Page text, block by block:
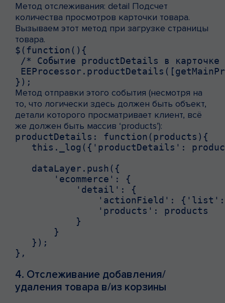
Метод отслеживания: detail Подсчет
количества просмотров карточки товара.
Вызываем этот метод при загрузке страницы
товара.
$(function(){
/* Событие productDetails в карточке
});
Метод отправки этого события (несмотря на
то, что логически здесь должен быть объект,
детали которого просматривает клиент, всё
же должен быть массив ‘products’):
productDetails: function(products){
this._log({'productDetails':
   dataLayer.push({
       'ecommerce': {
           'detail': {
'actionField':
               'products': products
           }
       }
   });
},
4. Отслеживание добавления/
удаления товара в/из корзины